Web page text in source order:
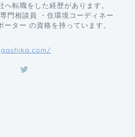
へ転職をした経歴があります。
門相談員 ・住環境コーディネー
ーター の資格を持っています。